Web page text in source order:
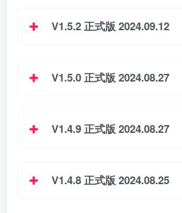
V1.5.2 正式版 2024.09.12
V1.5.0 正式版 2024.08.27
V1.4.9 正式版 2024.08.27
V1.4.8 正式版 2024.08.25